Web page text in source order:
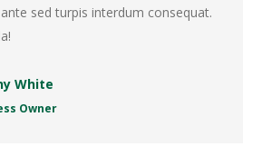
sed turpis interdum consequat.
White
Owner